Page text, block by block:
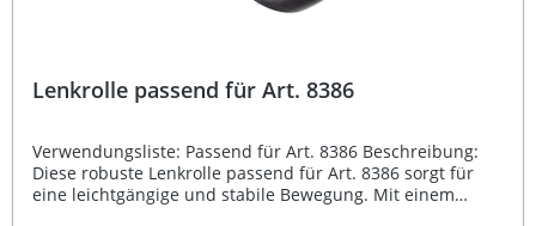
Lenkrolle passend für Art. 8386
Verwendungsliste: Passend für Art. 8386 Beschreibung:
Diese robuste Lenkrolle passend für Art. 8386 sorgt für
eine leichtgängige und stabile Bewegung. Mit einem